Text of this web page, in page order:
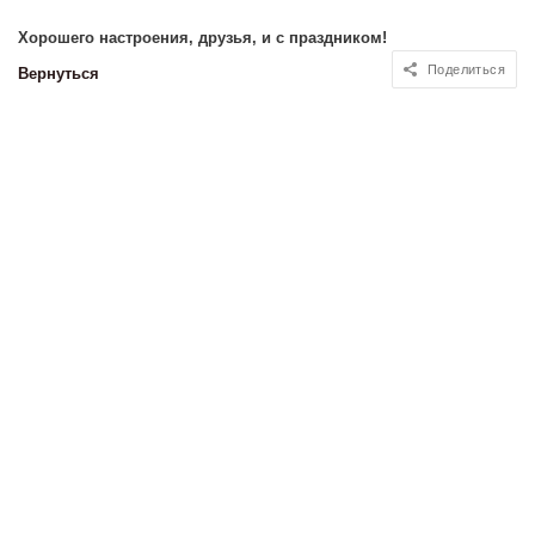
Хорошего настроения, друзья, и с праздником!
Вернуться
Поделиться